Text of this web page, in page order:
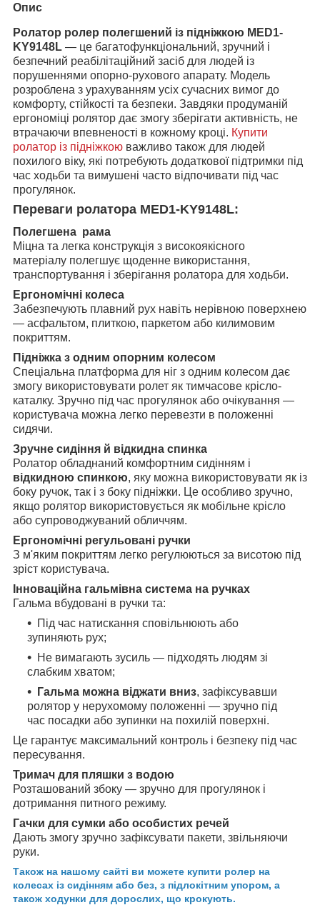
Опис
Ролатор ролер полегшений із підніжкою MED1-
KY9148L — це багатофункціональний, зручний і
безпечний реабілітаційний засіб для людей із
порушеннями опорно-рухового апарату. Модель
розроблена з урахуванням усіх сучасних вимог до
комфорту, стійкості та безпеки. Завдяки продуманій
ергономіці ролятор дає змогу зберігати активність, не
втрачаючи впевненості в кожному кроці. Купити
ролатор із підніжкою важливо також для людей
похилого віку, які потребують додаткової підтримки під
час ходьби та вимушені часто відпочивати під час
прогулянок.
Переваги ролатора MED1-KY9148L:
Полегшена рама
Міцна та легка конструкція з високоякісного
матеріалу полегшує щоденне використання,
транспортування і зберігання ролатора для ходьби.
Ергономічні колеса
Забезпечують плавний рух навіть нерівною поверхнею
— асфальтом, плиткою, паркетом або килимовим
покриттям.
Підніжка з одним опорним колесом
Спеціальна платформа для ніг з одним колесом дає
змогу використовувати ролет як тимчасове крісло-
каталку. Зручно під час прогулянок або очікування —
користувача можна легко перевезти в положенні
сидячи.
Зручне сидіння й відкидна спинка
Ролатор обладнаний комфортним сидінням і
відкидною спинкою, яку можна використовувати як із
боку ручок, так і з боку підніжки. Це особливо зручно,
якщо ролятор використовується як мобільне крісло
або супроводжуваний обличчям.
Ергономічні регульовані ручки
З м'яким покриттям легко регулюються за висотою під
зріст користувача.
Інноваційна гальмівна система на ручках
Гальма вбудовані в ручки та:
Під час натискання сповільнюють або
зупиняють рух;
Не вимагають зусиль — підходять людям зі
слабким хватом;
Гальма можна віджати вниз, зафіксувавши
ролятор у нерухомому положенні — зручно під
час посадки або зупинки на похилій поверхні.
Це гарантує максимальний контроль і безпеку під час
пересування.
Тримач для пляшки з водою
Розташований збоку — зручно для прогулянок і
дотримання питного режиму.
Гачки для сумки або особистих речей
Дають змогу зручно зафіксувати пакети, звільняючи
руки.
Також на нашому сайті ви можете купити ролер на
колесах із сидінням або без, з підлокітним упором, а
також ходунки для дорослих, що крокують.